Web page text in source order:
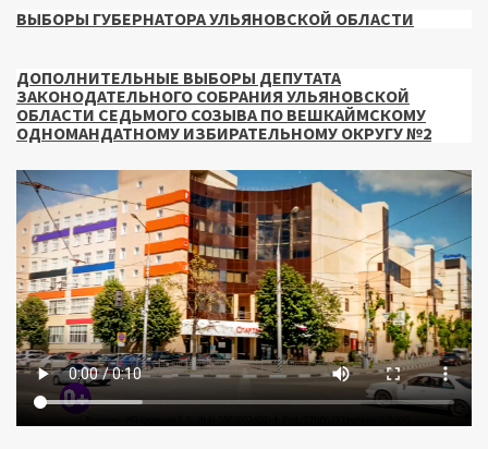
ВЫБОРЫ ГУБЕРНАТОРА УЛЬЯНОВСКОЙ ОБЛАСТИ
ДОПОЛНИТЕЛЬНЫЕ ВЫБОРЫ ДЕПУТАТА
ЗАКОНОДАТЕЛЬНОГО СОБРАНИЯ УЛЬЯНОВСКОЙ
ОБЛАСТИ СЕДЬМОГО СОЗЫВА ПО ВЕШКАЙМСКОМУ
ОДНОМАНДАТНОМУ ИЗБИРАТЕЛЬНОМУ ОКРУГУ №2